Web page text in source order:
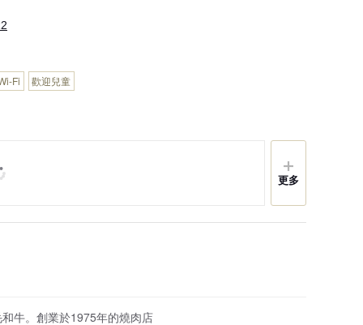
Fi 歡迎兒童
更多
牛。創業於1975年的燒肉店